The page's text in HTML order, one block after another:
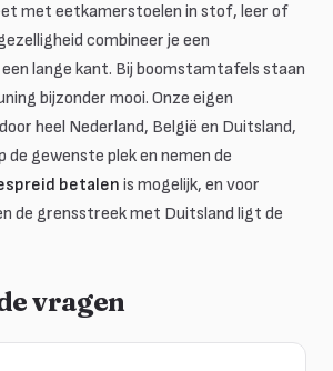
met eetkamerstoelen in stof, leer of
combineer je een
lange kant. Bij boomstamtafels staan
bijzonder mooi. Onze eigen
heel Nederland, België en Duitsland,
de gewenste plek en nemen de
betalen is mogelijk, en voor
de grensstreek met Duitsland ligt de
vragen